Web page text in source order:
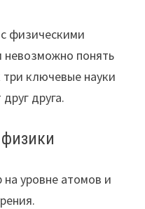
физическими
невозможно понять
ключевые науки
друга.
уровне атомов и